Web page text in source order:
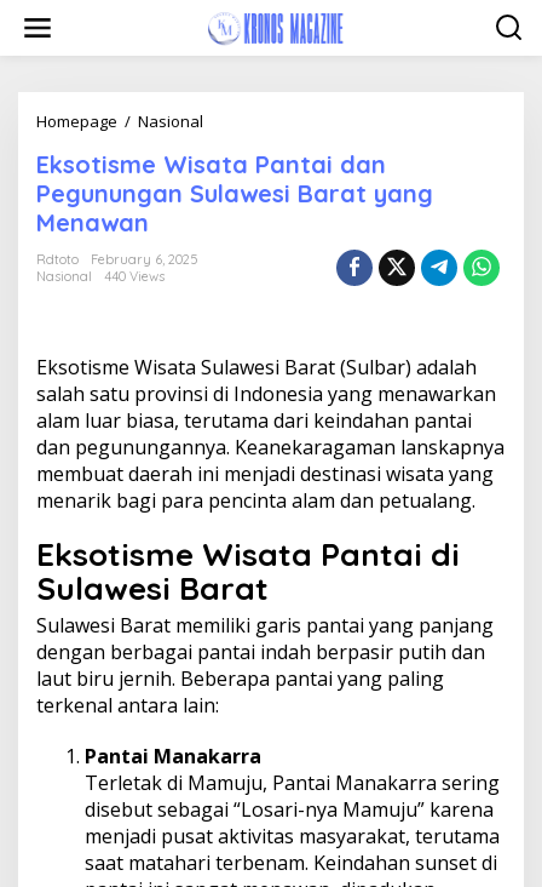
content
Homepage / Nasional
Pantai
dan
Pegunungan
Eksotisme Wisata Pantai dan
Pegunungan Sulawesi Barat yang
Menawan
Rdtoto
February 6, 2025
Nasional
440 Views
Eksotisme Wisata Sulawesi Barat (Sulbar) adalah
salah satu provinsi di Indonesia yang menawarkan
alam luar biasa, terutama dari keindahan pantai
dan pegunungannya. Keanekaragaman lanskapnya
membuat daerah ini menjadi destinasi wisata yang
menarik bagi para pencinta alam dan petualang.
Eksotisme Wisata Pantai di
Sulawesi Barat
Sulawesi Barat memiliki garis pantai yang panjang
dengan berbagai pantai indah berpasir putih dan
laut biru jernih. Beberapa pantai yang paling
terkenal antara lain:
Pantai Manakarra
Terletak di Mamuju, Pantai Manakarra sering
disebut sebagai “Losari-nya Mamuju” karena
menjadi pusat aktivitas masyarakat, terutama
saat matahari terbenam. Keindahan sunset di